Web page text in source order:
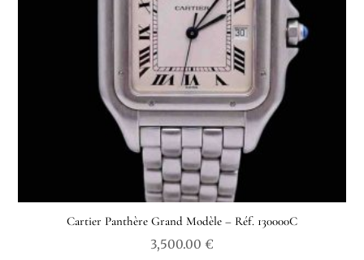
Cartier Panthère Grand Modèle – Réf. 130000C
3,500.00 €